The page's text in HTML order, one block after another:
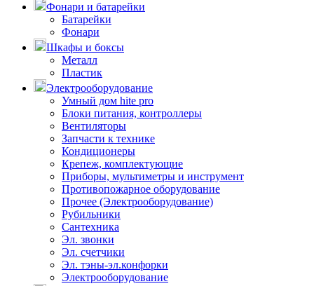
Фонари и батарейки
Батарейки
Фонари
Шкафы и боксы
Металл
Пластик
Электрооборудование
Умный дом hite pro
Блоки питания, контроллеры
Вентиляторы
Запчасти к технике
Кондиционеры
Крепеж, комплектующие
Приборы, мультиметры и инструмент
Противопожарное оборудование
Прочее (Электрооборудование)
Рубильники
Сантехника
Эл. звонки
Эл. счетчики
Эл. тэны-эл.конфорки
Электрооборудование